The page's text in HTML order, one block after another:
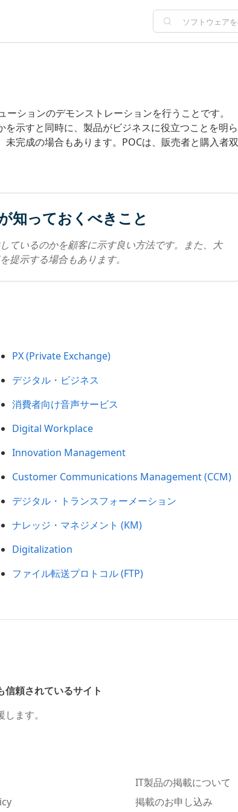
ションのデモンストレーションを行うことです。
示すと同時に、製品がビジネスに役立つことを明ら
完成の場合もあります。POCは、販売者と購入者双
知っておくべきこと
ているのかを顧客に示す良い方法です。また、大
提示する場合もあります。
PX (Private Exchange)
デジタル・ビジネス
消費者向け音声サービス
Digital Workplace
Innovation Management
Customer Communications Management (CCM)
デジタル・トランスフォーメーション
ナレッジ・マネジメント (KM)
Digitalization
ファイル転送プロトコル (FTP)
信頼されているサイト
ます。
IT製品の掲載について
掲載のお申し込み